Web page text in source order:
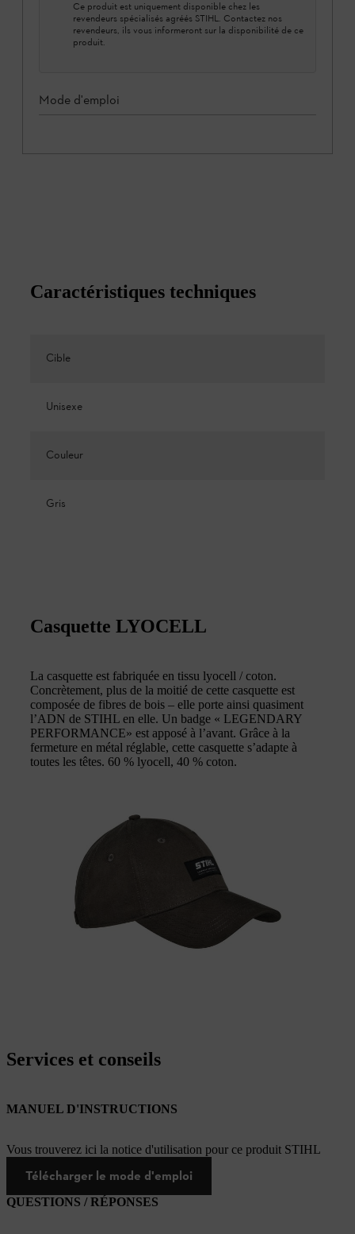
Ce produit est uniquement disponible chez les
revendeurs spécialisés agréés STIHL. Contactez nos
revendeurs, ils vous informeront sur la disponibilité de ce
produit.
Mode d'emploi
Caractéristiques techniques
Cible
Unisexe
Couleur
Gris
Casquette LYOCELL
La casquette est fabriquée en tissu lyocell / coton.
Concrètement, plus de la moitié de cette casquette est
composée de fibres de bois – elle porte ainsi quasiment
l’ADN de STIHL en elle. Un badge « LEGENDARY
PERFORMANCE» est apposé à l’avant. Grâce à la
fermeture en métal réglable, cette casquette s’adapte à
toutes les têtes. 60 % lyocell, 40 % coton.
Services et conseils
MANUEL D'INSTRUCTIONS
Vous trouverez ici la notice d'utilisation pour ce produit STIHL
Télécharger le mode d'emploi
QUESTIONS / RÉPONSES